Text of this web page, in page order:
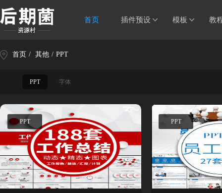
首页 插件预设 模板 教
首页 / 其他 / PPT
PPT 字体
PPT PPT